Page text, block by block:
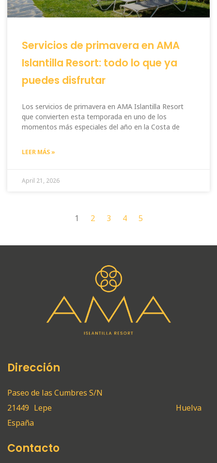
Servicios de primavera en AMA
Islantilla Resort: todo lo que ya
puedes disfrutar
Los servicios de primavera en AMA Islantilla Resort
que convierten esta temporada en uno de los
momentos más especiales del año en la Costa de
LEER MÁS »
April 21, 2026
1 2 3 4 5
Dirección
Paseo de las Cumbres S/N
21449 Lepe
Huelva
España
Contacto